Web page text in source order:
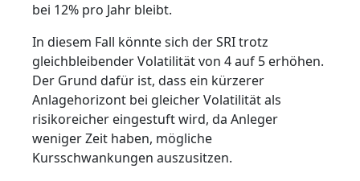
bei 12% pro Jahr bleibt.
In diesem Fall könnte sich der SRI trotz
gleichbleibender Volatilität von 4 auf 5 erhöhen.
Der Grund dafür ist, dass ein kürzerer
Anlagehorizont bei gleicher Volatilität als
risikoreicher eingestuft wird, da Anleger
weniger Zeit haben, mögliche
Kursschwankungen auszusitzen.